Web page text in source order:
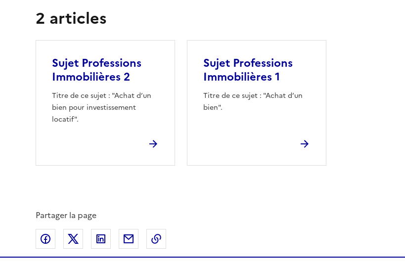
2 articles
Sujet Professions
Immobilières 2
Titre de ce sujet : "Achat d’un
bien pour investissement
locatif".
Sujet Professions
Immobilières 1
Titre de ce sujet : "Achat d’un
bien".
Partager la page
Partager sur Facebook
Partager sur Twitter
Partager sur LinkedIn
Partager par email